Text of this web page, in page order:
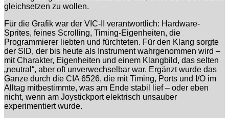
gleichsetzen zu wollen.
Für die Grafik war der VIC-II verantwortlich: Hardware-
Sprites, feines Scrolling, Timing-Eigenheiten, die
Programmierer liebten und fürchteten. Für den Klang sorgte
der SID, der bis heute als Instrument wahrgenommen wird –
mit Charakter, Eigenheiten und einem Klangbild, das selten
„neutral“, aber oft unverwechselbar war. Ergänzt wurde das
Ganze durch die CIA 6526, die mit Timing, Ports und I/O im
Alltag mitbestimmte, was am Ende stabil lief – oder eben
nicht, wenn am Joystickport elektrisch unsauber
experimentiert wurde.